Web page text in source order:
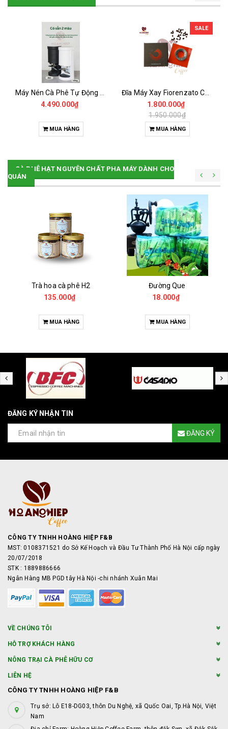
4.490.000₫
MUA HÀNG
SALE
1.800.000₫
1.950.000₫
MUA HÀNG
CÀ PHÊ HẠT NGUYÊN CHẤT PHA MÁY DÀNH CHO
QUÁN
Trà hoa cà phê H2
135.000₫
MUA HÀNG
Đường Que
18.000₫
MUA HÀNG
ĐĂNG KÝ NHẬN TIN
ĐĂNG KÝ
CÔNG TY TNHH HOÀNG HIỆP F&B
MST: 0108371521 do Sở Kế Hoạch và Đầu Tư Thành Phố Hà Nội cấp ngày
20/07/2018
STK : 1889886666
Ngân Hàng MB PGD tây Hà Nội -chi nhánh Xuân Mai
VỀ CHÚNG TÔI
HỖ TRỢ KHÁCH HÀNG
NÔNG TRẠI CÀ PHÊ HỮU CƠ
LIÊN HỆ
CÔNG TY TNHH HOÀNG HIỆP F&B
Trụ sở: Lô E18-DG03, thôn Du Nghệ, xã Quốc Oai, Tp.Hà Nội, Việt
Nam